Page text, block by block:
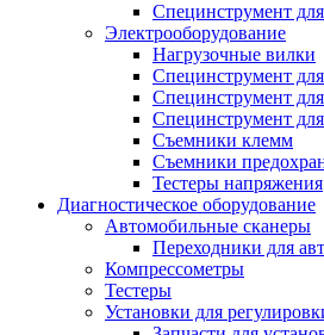
Специнструмент
Электрооборудование
Нагрузочные вилки
Специнструмент
Специнструмент
Специнструмент
Съемники клемм
Съемники
Тестеры напряжения
Диагностическое оборудование
Автомобильные сканеры
Переходники для
Компрессометры
Тестеры
Установки для